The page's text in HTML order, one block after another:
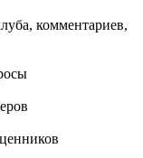
комментариев,